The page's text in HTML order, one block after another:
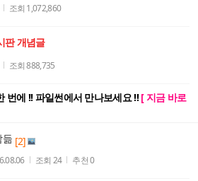
조회 1,072,860
판 개념글
조회888,735
번에 !! 파일썬에서 만나보세요 !! [ 지금 바로
듦 [2]
조회 24 추천0